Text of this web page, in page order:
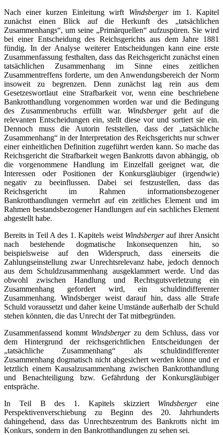
Nach einer kurzen Einleitung wirft Windsbergerim 1. Kapitel
zunächst einen Blick auf die Herkunft des „tatsächlichen
Zusammenhangs“, um seine „Primärquellen“ aufzuspüren. Sie wird
bei einer Entscheidung des Reichsgerichts aus dem Jahre 1881
fündig. In der Analyse weiterer Entscheidungen kann eine erste
Zusammenfassung festhalten, dass das Reichsgericht zunächst einen
tatsächlichen Zusammenhang im Sinne eines zeitlichen
Zusammentreffens forderte, um den Anwendungsbereich der Norm
insoweit zu begrenzen. Denn zunächst lag rein aus dem
Gesetzeswortlaut eine Strafbarkeit vor, wenn eine beschriebene
Bankrotthandlung vorgenommen worden war und die Bedingung
des Zusammenbruchs erfüllt war. Windsbergergeht auf die
relevanten Entscheidungen ein, stellt diese vor und sortiert sie ein.
Dennoch muss die Autorin feststellen, dass der „tatsächliche
Zusammenhang“ in der Interpretation des Reichsgerichts nur schwer
einer einheitlichen Definition zugeführt werden kann. So mache das
Reichsgericht die Strafbarkeit wegen Bankrotts davon abhängig, ob
die vorgenommene Handlung im Einzelfall geeignet war, die
Interessen oder Positionen der Konkursgläubiger (irgendwie)
negativ zu beeinflussen. Dabei sei festzustellen, dass das
Reichsgericht im Rahmen informationsbezogener
Bankrotthandlungen vermehrt auf ein zeitliches Element und im
Rahmen bestandsbezogener Handlungen auf ein sachliches Element
abgestellt habe.
Bereits in Teil A des 1. Kapitels weist Windsbergerauf ihrer Ansicht
nach bestehende dogmatische Inkonsequenzen hin, so
beispielsweise auf den Widerspruch, dass einerseits die
Zahlungseinstellung zwar Unrechtsrelevanz habe, jedoch dennoch
aus dem Schuldzusammenhang ausgeklammert werde. Und das
obwohl zwischen Handlung und Rechtsgutsverletzung ein
Zusammenhang gefordert wird, ein schuldindifferenter
Zusammenhang. Windsberger weist darauf hin, dass alle Strafe
Schuld voraussetzt und daher keine Umstände außerhalb der Schuld
stehen könnten, die das Unrecht der Tat mitbegründen.
Zusammenfassend kommt Windsbergerzu dem Schluss, dass vor
dem Hintergrund der reichsgerichtlichen Entscheidungen der
„tatsächliche Zusammenhang“ als schuldindifferenter
Zusammenhang dogmatisch nicht abgesichert werden könne und er
letztlich einem Kausalzusammenhang zwischen Bankrotthandlung
und Benachteiligung bzw. Gefährdung der Konkursgläubiger
entspräche.
In Teil B des 1. Kapitels skizziert Windsbergereine
Perspektivenverschiebung zu Beginn des 20. Jahrhunderts
dahingehend, dass das Unrechtszentrum des Bankrotts nicht im
Konkurs, sondern in den Bankrotthandlungen zu sehen sei.